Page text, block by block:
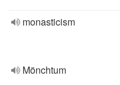
monasticism
Mönchtum